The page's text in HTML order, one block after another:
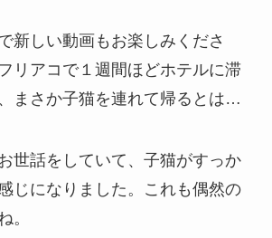
新しい動画もお楽しみくださ
リアコで１週間ほどホテルに滞
まさか子猫を連れて帰るとは…
世話をしていて、子猫がすっか
じになりました。これも偶然の
。